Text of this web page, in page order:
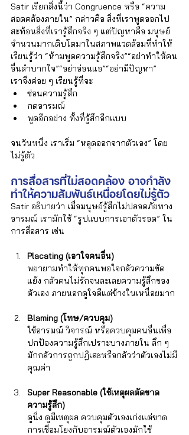
Satir เรียกสิ่งนี้ว่า Congruence หรือ “ความ
สอดคล้องภายใน” กล่าวคือ สิ่งที่เราพูดออกไป
สะท้อนสิ่งที่เรารู้สึกจริง ๆ แต่ปัญหาคือ มนุษย์
จำนวนมากเติบโตมาในสภาพแวดล้อมที่ทำให้
เรียนรู้ว่า “ห้ามพูดความรู้สึกจริง”“อย่าทำให้คน
อื่นลำบากใจ”“อย่าอ่อนแอ”“อย่ามีปัญหา”
เราจึงค่อย ๆ เรียนรู้ที่จะ
ซ่อนความรู้สึก
กดอารมณ์
พูดอีกอย่าง ทั้งที่รู้สึกอีกแบบ
จนวันหนึ่ง เราเริ่ม “หลุดออกจากตัวเอง” โดย
ไม่รู้ตัว
การสื่อสารที่ไม่สอดคล้อง อาจกำลัง
ทำให้ความสัมพันธ์เหนื่อยโดยไม่รู้ตัว
Satir อธิบายว่า เมื่อมนุษย์รู้สึกไม่ปลอดภัยทาง
อารมณ์ เรามักใช้ “รูปแบบการเอาตัวรอด” ใน
การสื่อสาร เช่น
Placating (เอาใจคนอื่น)
พยายามทำให้ทุกคนพอใจกลัวความขัด
แย้ง กลัวคนไม่รักจนละเลยความรู้สึกของ
ตัวเอง ภายนอกดูใจดีแต่ข้างในเหนื่อยมาก
Blaming (โทษ/ควบคุม)
ใช้อารมณ์ วิจารณ์ หรือควบคุมคนอื่นเพื่อ
ปกป้องความรู้สึกเปราะบางภายใน ลึก ๆ
มักกลัวการถูกปฏิเสธหรือกลัวว่าตัวเองไม่มี
คุณค่า
Super Reasonable (ใช้เหตุผลตัดขาด
ความรู้สึก)
ดูนิ่ง ดูมีเหตุผล ควบคุมตัวเองเก่งแต่ขาด
การเชื่อมโยงกับอารมณ์ตัวเองมักใช้